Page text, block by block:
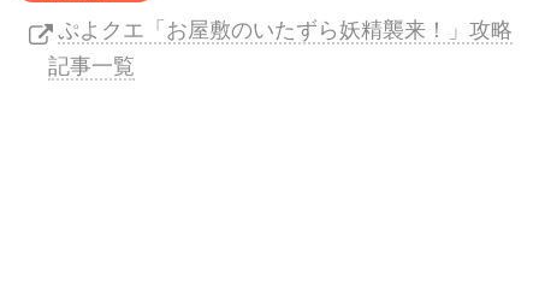
ぷよクエ「お屋敷のいたずら妖精襲来！」攻略
記事一覧